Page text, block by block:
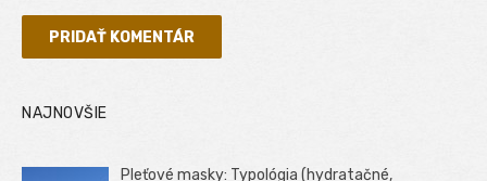
NAJNOVŠIE
Pleťové masky: Typológia (hydratačné,